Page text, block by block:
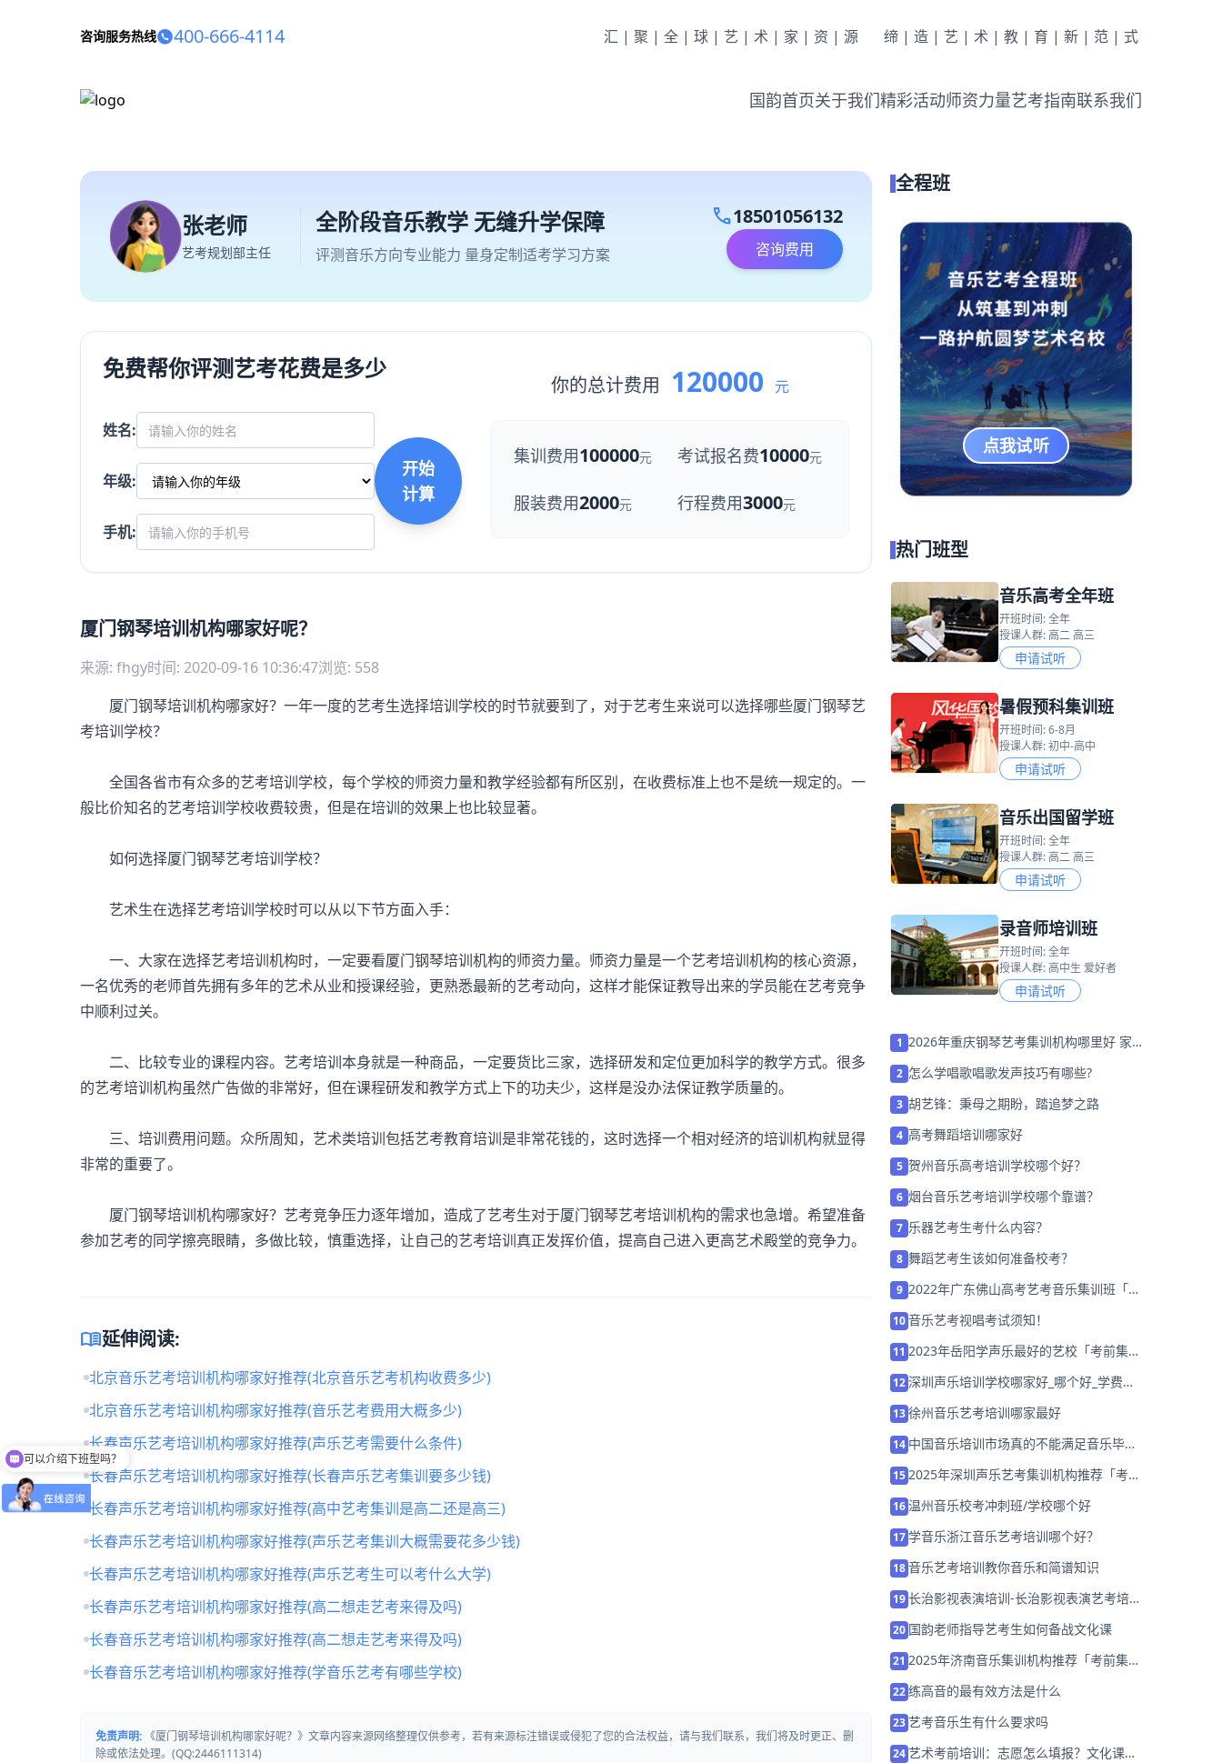
咨询服务热线 400-666-4114 汇|聚|全|球|艺|术|家|资|源 缔|造|艺|术|教|育|新|范|式
国韵首页关于我们精彩活动师资力量艺考指南联系我们
张老师
艺考规划部主任
全阶段音乐教学 无缝升学保障
评测音乐方向专业能力 量身定制适考学习方案
call18501056132
咨询费用
免费帮你评测艺考花费是多少
姓名:
年级:
手机:
开始
计算
你的总计费用 120000 元
集训费用100000元 考试报名费10000元
服装费用2000元 行程费用3000元
厦门钢琴培训机构哪家好呢？
来源: fhgy时间: 2020-09-16 10:36:47浏览: 558
厦门钢琴培训机构哪家好？一年一度的艺考生选择培训学校的时节就要到了，对于艺考生来说可以选择哪些厦门钢琴艺
考培训学校？
全国各省市有众多的艺考培训学校，每个学校的师资力量和教学经验都有所区别，在收费标准上也不是统一规定的。一
般比价知名的艺考培训学校收费较贵，但是在培训的效果上也比较显著。
如何选择厦门钢琴艺考培训学校？
艺术生在选择艺考培训学校时可以从以下节方面入手：
一、大家在选择艺考培训机构时，一定要看厦门钢琴培训机构的师资力量。师资力量是一个艺考培训机构的核心资源，
一名优秀的老师首先拥有多年的艺术从业和授课经验，更熟悉最新的艺考动向，这样才能保证教导出来的学员能在艺考竞争
中顺利过关。
二、比较专业的课程内容。艺考培训本身就是一种商品，一定要货比三家，选择研发和定位更加科学的教学方式。很多
的艺考培训机构虽然广告做的非常好，但在课程研发和教学方式上下的功夫少，这样是没办法保证教学质量的。
三、培训费用问题。众所周知，艺术类培训包括艺考教育培训是非常花钱的，这时选择一个相对经济的培训机构就显得
非常的重要了。
厦门钢琴培训机构哪家好？艺考竞争压力逐年增加，造成了艺考生对于厦门钢琴艺考培训机构的需求也急增。希望准备
参加艺考的同学擦亮眼睛，多做比较，慎重选择，让自己的艺考培训真正发挥价值，提高自己进入更高艺术殿堂的竞争力。
menu_book延伸阅读:
北京音乐艺考培训机构哪家好推荐(北京音乐艺考机构收费多少)
北京音乐艺考培训机构哪家好推荐(音乐艺考费用大概多少)
长春声乐艺考培训机构哪家好推荐(声乐艺考需要什么条件)
长春声乐艺考培训机构哪家好推荐(长春声乐艺考集训要多少钱)
长春声乐艺考培训机构哪家好推荐(高中艺考集训是高二还是高三)
长春声乐艺考培训机构哪家好推荐(声乐艺考集训大概需要花多少钱)
长春声乐艺考培训机构哪家好推荐(声乐艺考生可以考什么大学)
长春声乐艺考培训机构哪家好推荐(高二想走艺考来得及吗)
长春音乐艺考培训机构哪家好推荐(高二想走艺考来得及吗)
长春音乐艺考培训机构哪家好推荐(学音乐艺考有哪些学校)
免责声明: 《厦门钢琴培训机构哪家好呢？》文章内容来源网络整理仅供参考，若有来源标注错误或侵犯了您的合法权益，请与我们联系，我们将及时更正、删
除或依法处理。(QQ:2446111314)
全程班
点我试听
热门班型
音乐高考全年班
开班时间: 全年
授课人群: 高二 高三
申请试听
暑假预科集训班
开班时间: 6-8月
授课人群: 初中-高中
申请试听
音乐出国留学班
开班时间: 全年
授课人群: 高二 高三
申请试听
录音师培训班
开班时间: 全年
授课人群: 高中生 爱好者
申请试听
1 2026年重庆钢琴艺考集训机构哪里好 家
2 怎么学唱歌唱歌发声技巧有哪些?
3 胡艺锋：秉母之期盼，踏追梦之路
4 高考舞蹈培训哪家好
5 贺州音乐高考培训学校哪个好？
6 烟台音乐艺考培训学校哪个靠谱？
7 乐器艺考生考什么内容？
8 舞蹈艺考生该如何准备校考？
9 2022年广东佛山高考艺考音乐集训班「考
10音乐艺考视唱考试须知！
11 2023年岳阳学声乐最好的艺校「考前集训
12深圳声乐培训学校哪家好_哪个好_学费多
13徐州音乐艺考培训哪家最好
14 中国音乐培训市场真的不能满足音乐毕业
152025年深圳声乐艺考集训机构推荐「考前
16温州音乐校考冲刺班/学校哪个好
17学音乐浙江音乐艺考培训哪个好？
18音乐艺考培训教你音乐和简谱知识
19长治影视表演培训-长治影视表演艺考培训
20 国韵老师指导艺考生如何备战文化课
21 2025年济南音乐集训机构推荐「考前集训
22练高音的最有效方法是什么
23艺考音乐生有什么要求吗
24艺术考前培训：志愿怎么填报？文化课怎
可以介绍下班型吗？
你们是怎么收费的呢